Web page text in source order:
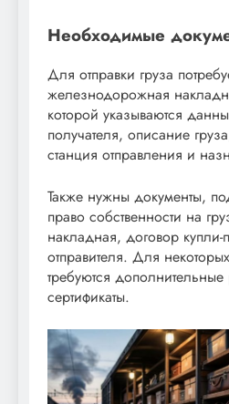
Необходимые
Для отправки груза
железнодорожная
которой указываются
получателя, описание
станция отправления и
Также нужны документы,
право собственности на
накладная, договор
отправителя. Для
требуются
сертификаты.